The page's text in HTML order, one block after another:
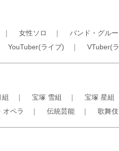
｜ 女性ソロ ｜ バンド・グル
YouTuber(ライブ) ｜ VTuber(
｜ 宝塚 雪組 ｜ 宝塚 星組
オペラ ｜ 伝統芸能 ｜ 歌舞伎